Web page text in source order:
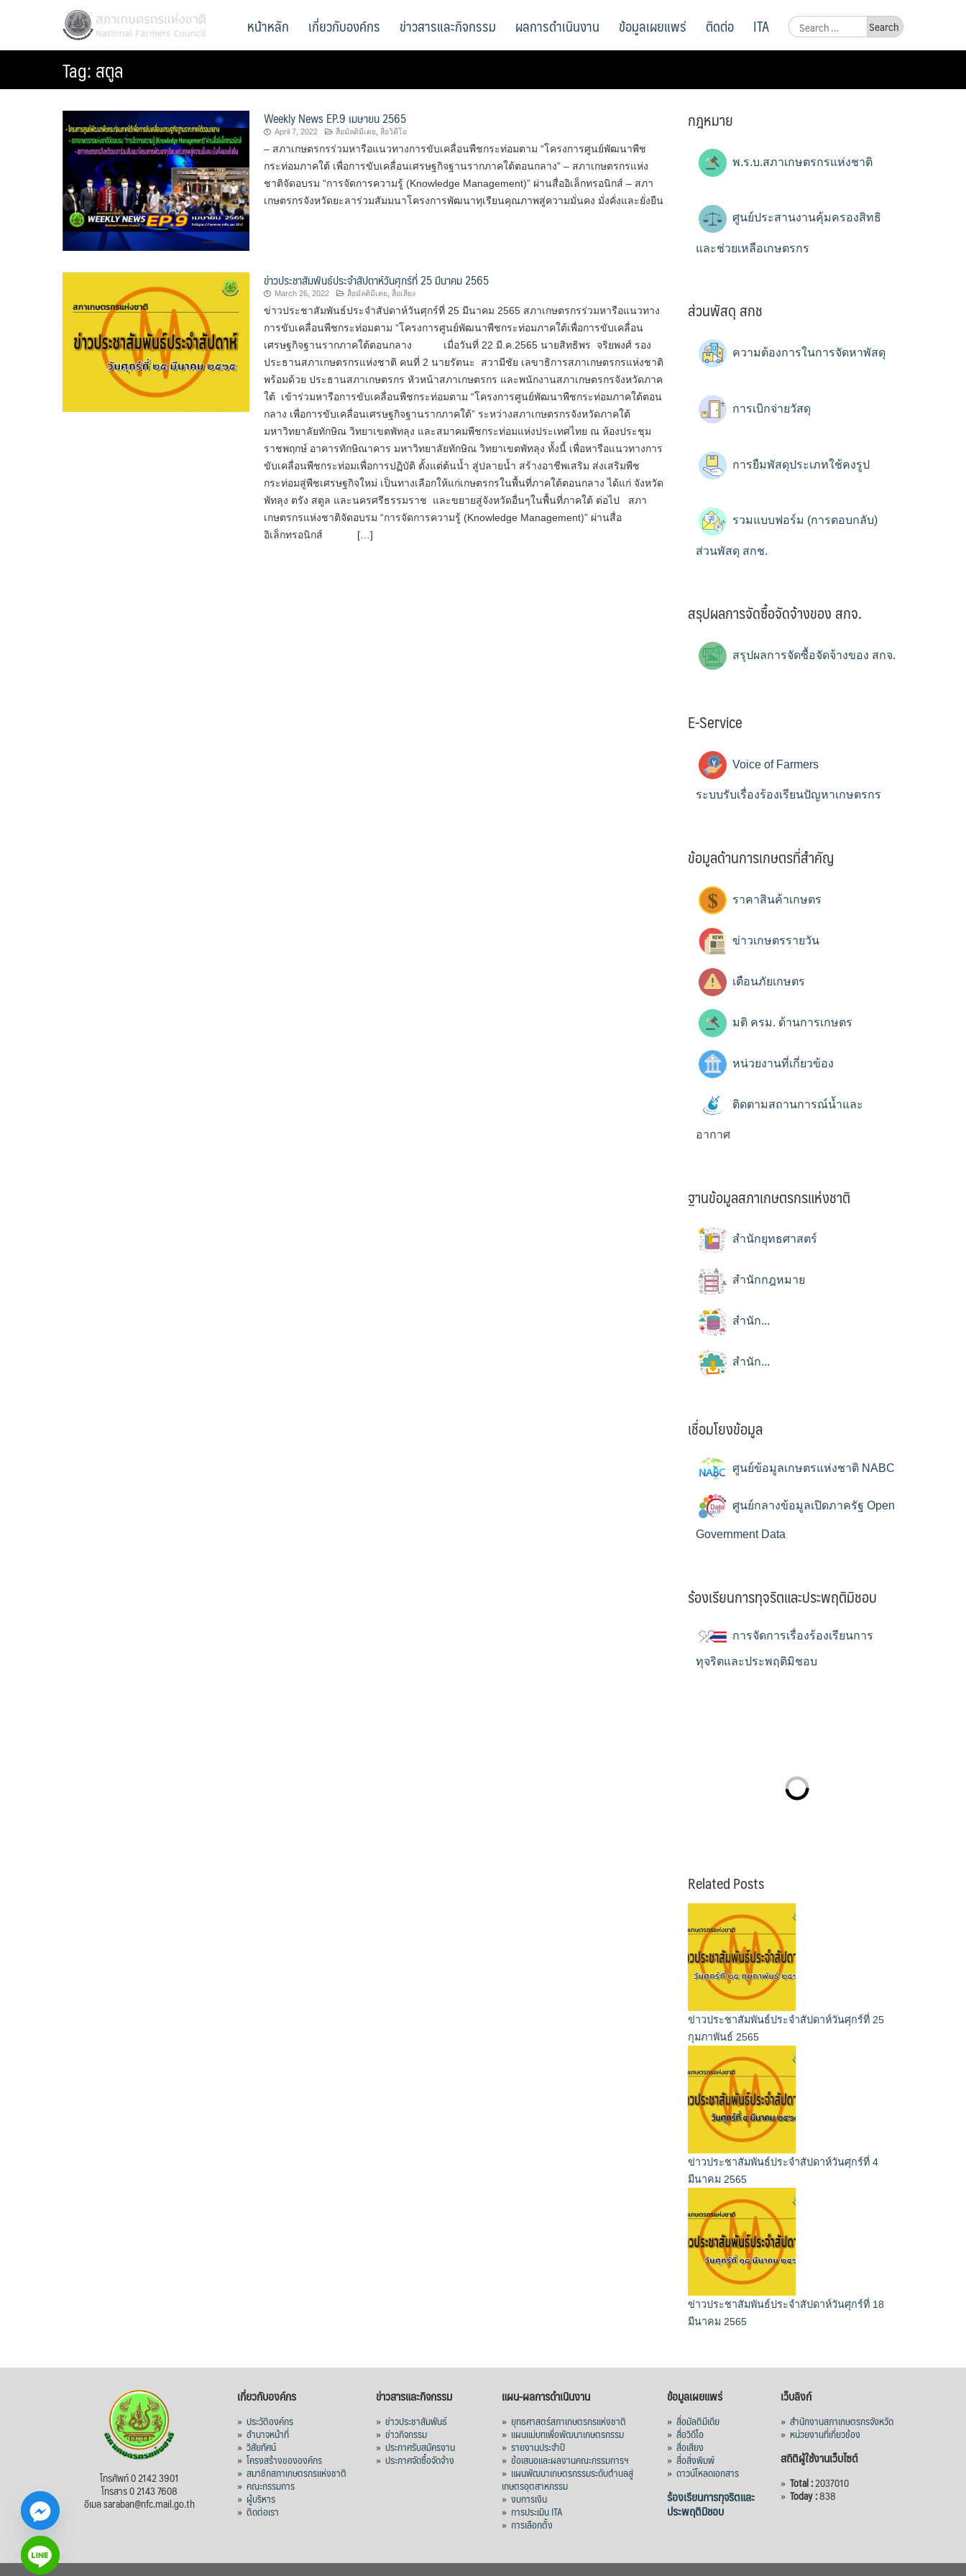
สภาเกษตรกรแห่งชาติ
National Farmers Council
Search
for:
หน้าหลัก เกี่ยวกับองค์กร ข่าวสารและกิจกรรม ผลการดำเนินงาน ข้อมูลเผยแพร่ ติดต่อ ITA
Tag:สตูล
Weekly News EP.9 เมษายน 2565
April 7, 2022 สื่อมัลติมีเดย, สื่อวิดีโอ
– สภาเกษตรกรร่วมหารือแนวทางการขับเคลื่อนพืชกระท่อมตาม “โครงการศูนย์พัฒนาพืช
กระท่อมภาคใต้ เพื่อการขับเคลื่อนเศรษฐกิจฐานรากภาคใต้ตอนกลาง” – สภาเกษตรกรแห่ง
ชาติจัดอบรม “การจัดการความรู้ (Knowledge Management)” ผ่านสื่ออิเล็กทรอนิกส์ – สภา
เกษตรกรจังหวัดยะลาร่วมสัมมนาโครงการพัฒนาทุเรียนคุณภาพสู่ความมั่นคง มั่งคั่งและยั่งยืน
ข่าวประชาสัมพันธ์ประจำสัปดาห์วันศุกร์ที่ 25 มีนาคม 2565
March 26, 2022 สื่อมัลติมีเดย, สื่อเสียง
ข่าวประชาสัมพันธ์ประจำสัปดาห์วันศุกร์ที่ 25 มีนาคม 2565 สภาเกษตรกรร่วมหารือแนวทาง
การขับเคลื่อนพืชกระท่อมตาม “โครงการศูนย์พัฒนาพืชกระท่อมภาคใต้เพื่อการขับเคลื่อน
เศรษฐกิจฐานรากภาคใต้ตอนกลาง เมื่อวันที่ 22 มี.ค.2565 นายสิทธิพร จริยพงศ์ รอง
ประธานสภาเกษตรกรแห่งชาติ คนที่ 2 นายรัตนะ สวามีชัย เลขาธิการสภาเกษตรกรแห่งชาติ
พร้อมด้วย ประธานสภาเกษตรกร หัวหน้าสภาเกษตรกร และพนักงานสภาเกษตรกรจังหวัดภาค
ใต้ เข้าร่วมหารือการขับเคลื่อนพืชกระท่อมตาม “โครงการศูนย์พัฒนาพืชกระท่อมภาคใต้ตอน
กลาง เพื่อการขับเคลื่อนเศรษฐกิจฐานรากภาคใต้” ระหว่างสภาเกษตรกรจังหวัดภาคใต้
มหาวิทยาลัยทักษิณ วิทยาเขตพัทลุง และสมาคมพืชกระท่อมแห่งประเทศไทย ณ ห้องประชุม
ราชพฤกษ์ อาคารทักษิณาคาร มหาวิทยาลัยทักษิณ วิทยาเขตพัทลุง ทั้งนี้ เพื่อหารือแนวทางการ
ขับเคลื่อนพืชกระท่อมเพื่อการปฏิบัติ ตั้งแต่ต้นน้ำ สู่ปลายน้ำ สร้างอาชีพเสริม ส่งเสริมพืช
กระท่อมสู่พืชเศรษฐกิจใหม่ เป็นทางเลือกให้แก่เกษตรกรในพื้นที่ภาคใต้ตอนกลาง ได้แก่ จังหวัด
พัทลุง ตรัง สตูล และนครศรีธรรมราช และขยายสู่จังหวัดอื่นๆในพื้นที่ภาคใต้ ต่อไป สภา
เกษตรกรแห่งชาติจัดอบรม “การจัดการความรู้ (Knowledge Management)” ผ่านสื่อ
อิเล็กทรอนิกส์ […]
กฎหมาย
พ.ร.บ.สภาเกษตรกรแห่งชาติ
ศูนย์ประสานงานคุ้มครองสิทธิ
และช่วยเหลือเกษตรกร
ส่วนพัสดุ สกช
ความต้องการในการจัดหาพัสดุ
การเบิกจ่ายวัสดุ
การยืมพัสดุประเภทใช้คงรูป
รวมแบบฟอร์ม (การตอบกลับ)
ส่วนพัสดุ สกช.
สรุปผลการจัดซื้อจัดจ้างของ สกจ.
สรุปผลการจัดซื้อจัดจ้างของ สกจ.
E-Service
Voice of Farmers
ระบบรับเรื่องร้องเรียนปัญหาเกษตรกร
ข้อมูลด้านการเกษตรที่สำคัญ
ราคาสินค้าเกษตร
ข่าวเกษตรรายวัน
เตือนภัยเกษตร
มติ ครม. ด้านการเกษตร
หน่วยงานที่เกี่ยวข้อง
ติดตามสถานการณ์น้ำและ
อากาศ
ฐานข้อมูลสภาเกษตรกรแห่งชาติ
สำนักยุทธศาสตร์
สำนักกฎหมาย
สำนัก...
สำนัก...
เชื่อมโยงข้อมูล
ศูนย์ข้อมูลเกษตรแห่งชาติ NABC
ศูนย์กลางข้อมูลเปิดภาครัฐ Open
Government Data
ร้องเรียนการทุจริตและประพฤติมิชอบ
การจัดการเรื่องร้องเรียนการ
ทุจริตและประพฤติมิชอบ
Related Posts
ข่าวประชาสัมพันธ์ประจำสัปดาห์วันศุกร์ที่ 25
กุมภาพันธ์ 2565
ข่าวประชาสัมพันธ์ประจำสัปดาห์วันศุกร์ที่ 4
มีนาคม 2565
ข่าวประชาสัมพันธ์ประจำสัปดาห์วันศุกร์ที่ 18
มีนาคม 2565
โทรศัพท์ 0 2142 3901
โทรสาร 0 2143 7608
อีเมล saraban@nfc.mail.go.th
เกี่ยวกับองค์กร
»ประวัติองค์กร
»อำนาจหน้าที่
»วิสัยทัศน์
»โครงสร้างขององค์กร
»สมาชิกสภาเกษตรกรแห่งชาติ
»คณะกรรมการ
» ผู้บริหาร
»ติดต่อเรา
ข่าวสารและกิจกรรม
»ข่าวประชาสัมพันธ์
»ข่าวกิจกรรม
»ประกาศรับสมัครงาน
»ประกาศจัดซื้อจัดจ้าง
แผน-ผลการดำเนินงาน
» ยุทธศาสตร์สภาเกษตรกรแห่งชาติ
» แผนแม่บทเพื่อพัฒนาเกษตรกรรม
» รายงานประจำปี
» ข้อเสนอและผลงานคณะกรรมการฯ
» แผนพัฒนาเกษตรกรรมระดับตำบลสู่
เกษตรอุตสาหกรรม
» งบการเงิน
» การประเมิน ITA
» การเลือกตั้ง
ข้อมูลเผยแพร่
» สื่อมัลติมีเดีย
» สื่อวิดีโอ
» สื่อเสียง
» สื่อสิ่งพิมพ์
» ดาวน์โหลดเอกสาร
ร้องเรียนการทุจริตและ
ประพฤติมิชอบ
เว็บลิงก์
» สำนักงานสภาเกษตรกรจังหวัด
» หน่วยงานที่เกี่ยวข้อง
สถิติผู้ใช้งานเว็บไซต์
» Total :2037010
» Today :838